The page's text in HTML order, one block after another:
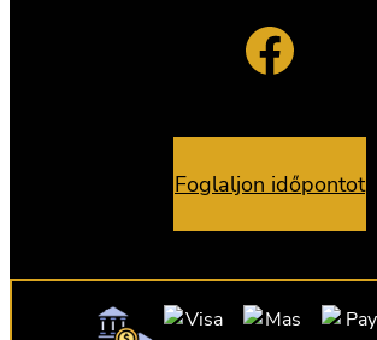
Facebook
Foglaljon időpontot